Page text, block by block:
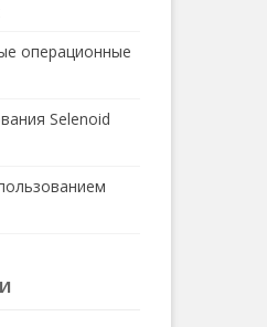
операционные
Selenoid